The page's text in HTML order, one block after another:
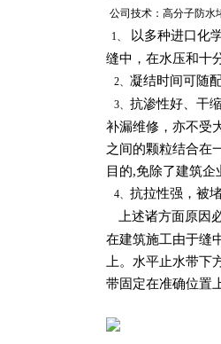
公司技术：高分子防水
1、
以多种进口化
缝中，在水压和十
2、 凝结时间可随
3、 抗渗性好、干
补漏维修，亦不受
之间的颗粒结合在
目的,免除了建筑企
4、 抗拉性强，被
上述诸方面原因
在建筑施工由于缝
上。水平止水带
带固定在准确位置